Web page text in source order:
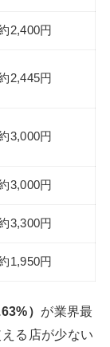
2,400円
2,445円
3,000円
3,000円
3,300円
1,950円
） が業界最
る店が少ない